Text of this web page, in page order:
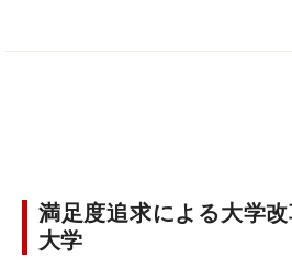
満足度追求による大学
大学